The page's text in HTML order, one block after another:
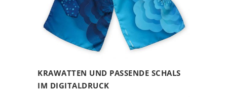
KRAWATTEN UND PASSENDE SCHALS
IM DIGITALDRUCK